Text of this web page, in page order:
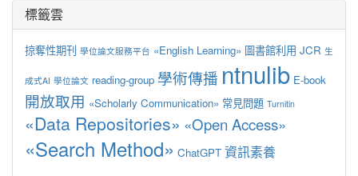
標籤雲
掠奪性期刊 學位論文服務平台 «English Learning» 圖書館利用 JCR 生
成式AI 學位論文 reading-group 學術傳播 ntnulib E-book
開放取用 «Scholarly Communication» 常見問題 Turnitin
«Data Repositories» «Open Access»
«Search Method» ChatGPT 資訊素養